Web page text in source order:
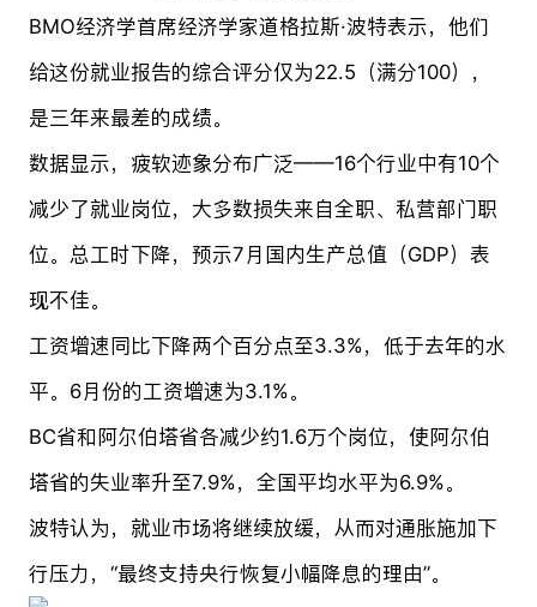
BMO经济学首席经济学家道格拉斯·波特表示，他们
给这份就业报告的综合评分仅为22.5（满分100），
是三年来最差的成绩。
数据显示，疲软迹象分布广泛——16个行业中有10个
减少了就业岗位，大多数损失来自全职、私营部门职
位。总工时下降，预示7月国内生产总值（GDP）表
现不佳。
工资增速同比下降两个百分点至3.3%，低于去年的水
平。6月份的工资增速为3.1%。
BC省和阿尔伯塔省各减少约1.6万个岗位，使阿尔伯
塔省的失业率升至7.9%，全国平均水平为6.9%。
波特认为，就业市场将继续放缓，从而对通胀施加下
行压力，“最终支持央行恢复小幅降息的理由”。